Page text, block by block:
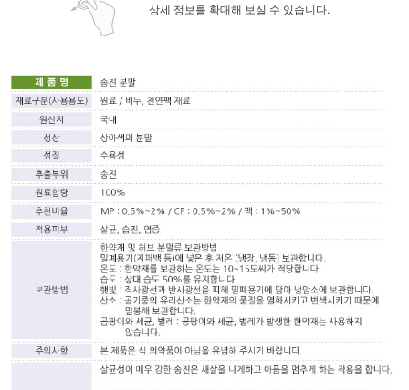
상세 정보를 확대해 보실 수 있습니다.